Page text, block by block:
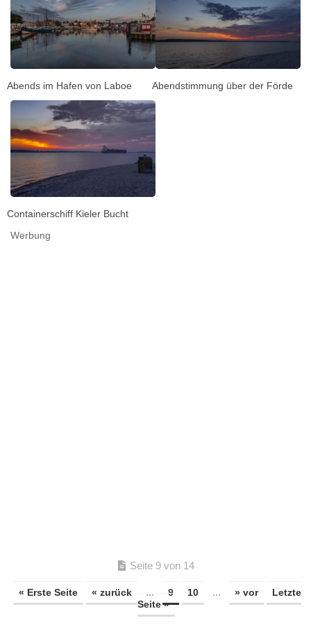
Abends im Hafen von Laboe Abendstimmung über der Förde
Containerschiff Kieler Bucht
Werbung
Seite 9 von 14
« Erste Seite « zurück ... 9 10 ... » vor
Letzte
Seite »